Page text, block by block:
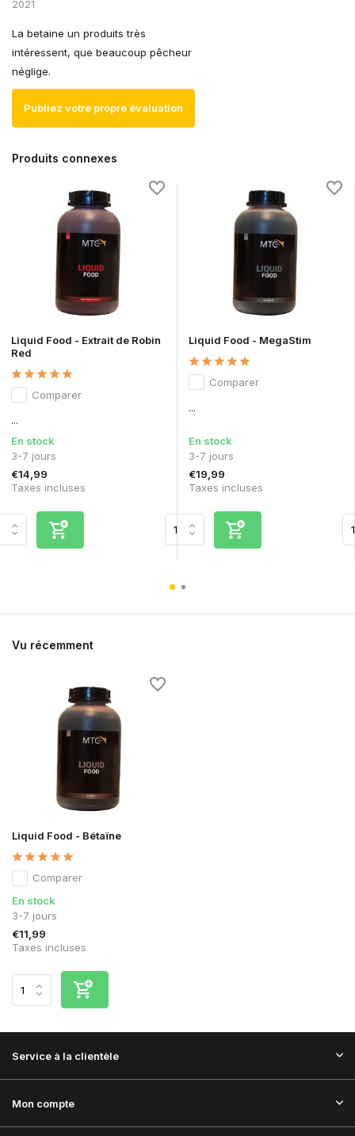
2021
La betaine un produits très
intéressent, que beaucoup pêcheur
néglige.
Publiez votre propre évaluation
Produits connexes
Liquid Food - Extrait de Robin
Red
Comparer
...
En stock
3-7 jours
€14,99
Taxes incluses
Liquid Food - MegaStim
Comparer
...
En stock
3-7 jours
€19,99
Taxes incluses
Vu récemment
Liquid Food - Bétaïne
Comparer
En stock
3-7 jours
€11,99
Taxes incluses
Service à la clientèle
Mon compte